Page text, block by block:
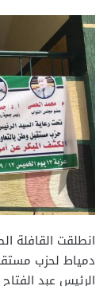
دمياط لحزب
الرئيس عبد